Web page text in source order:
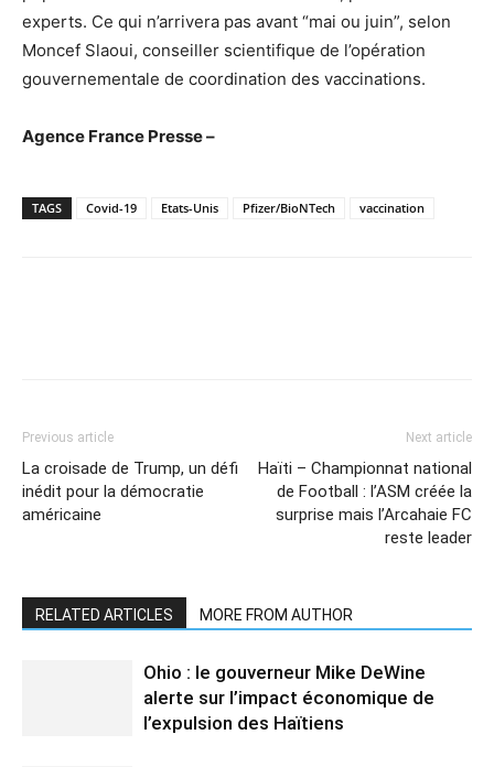
experts. Ce qui n’arrivera pas avant “mai ou juin”, selon
Moncef Slaoui, conseiller scientifique de l’opération
gouvernementale de coordination des vaccinations.
Agence France Presse –
TAGS Covid-19 Etats-Unis Pfizer/BioNTech vaccination
Previous article
La croisade de Trump, un défi
inédit pour la démocratie
américaine
Next article
Haïti – Championnat national
de Football : l’ASM créée la
surprise mais l’Arcahaie FC
reste leader
RELATED ARTICLES MORE FROM AUTHOR
Ohio : le gouverneur Mike DeWine
alerte sur l’impact économique de
l’expulsion des Haïtiens